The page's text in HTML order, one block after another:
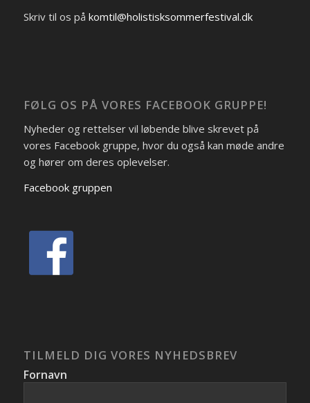
Skriv til os på komtil@holistisksommerfestival.dk
FØLG OS PÅ VORES FACEBOOK GRUPPE!
Nyheder og rettelser vil løbende blive skrevet på
vores Facebook gruppe, hvor du også kan møde andre
og hører om deres oplevelser.
Facebook gruppen
TILMELD DIG VORES NYHEDSBREV
Fornavn